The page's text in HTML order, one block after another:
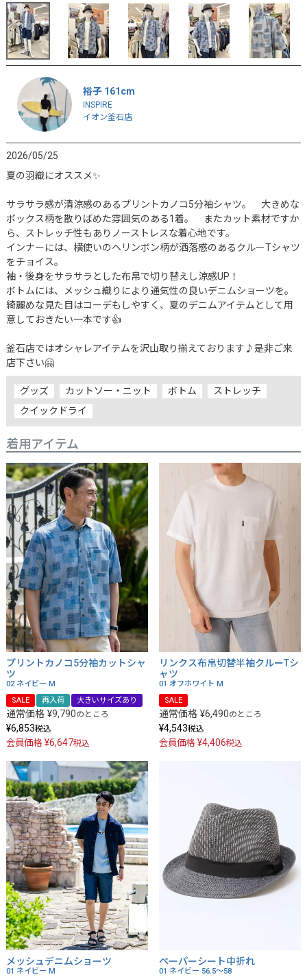
裕子 161cm
INSPIRE
イオン釜石店
2026/05/25
夏の羽織にオススメ✨
サラサラ感が清涼感のあるプリントカノコ5分袖シャツ。　大きめな
ボックス柄を散りばめた雰囲気のある1着。　またカット素材ですか
ら、ストレッチ性もありノーストレスな着心地です。
インナーには、横使いのヘリンボン柄が洒落感のあるクルーTシャツ
をチョイス。
袖・後身をサラサラとした布帛で切り替えし涼感UP！
ボトムには、メッシュ織りにより通気性の良いデニムショーツを。
綺麗めな見た目はコーデもしやすく、夏のデニムアイテムとして用
意しておきたい一本です👍
釜石店ではオシャレアイテムを沢山取り揃えております♪是非ご来
店下さい🤗
グッズ カットソー・ニット ボトム
ストレッチ
クイックドライ
着用アイテム
プリントカノコ5分袖カットシャ
ツ
02 ネイビー M
SALE
再入荷 大きいサイズあり
通常価格 ¥9,790のところ
¥6,853税込
会員価格 ¥6,647税込
リンクス布帛切替半袖クルーTシ
ャツ
01 オフホワイト M
SALE
通常価格 ¥6,490のところ
¥4,543税込
会員価格 ¥4,406税込
メッシュデニムショーツ
01 ネイビー M
ペーパーシート中折れ
01 ネイビー 56.5～58